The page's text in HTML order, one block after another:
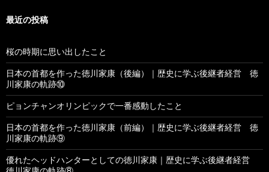
最近の投稿
桜の時期に思い出したこと
日本の首都を作った徳川家康（後編）｜歴史に学ぶ後継者経営 徳
川家康の軌跡⑩
ピョンチャンオリンピックで一番感動したこと
日本の首都を作った徳川家康（前編）｜歴史に学ぶ後継者経営 徳
川家康の軌跡⑨
優れたヘッドハンターとしての徳川家康｜歴史に学ぶ後継者経営